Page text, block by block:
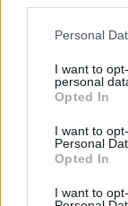
Please note that
not limited to
grant or deny
use your data
consent section.
Personal
I want to
personal
Opted In
I want to
Personal
Opted In
I want to
Az elmúlt
kánikula, és
biztosan
lehetőségeink,
csobbanhatunk…